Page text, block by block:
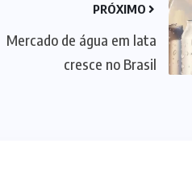
PRÓXIMO
Mercado de água em lata
cresce no Brasil